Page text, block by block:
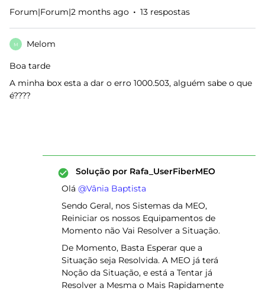
Forum|Forum|2 months ago 13 respostas
M Melom
Boa tarde
A minha box esta a dar o erro 1000.503, alguém sabe o que
é????
Solução por Rafa_UserFiberMEO
Olá ​ @Vânia Baptista
Sendo Geral, nos Sistemas da MEO,
Reiniciar os nossos Equipamentos de
Momento não Vai Resolver a Situação.
De Momento, Basta Esperar que a
Situação seja Resolvida. A MEO já terá
Noção da Situação, e está a Tentar já
Resolver a Mesma o Mais Rapidamente